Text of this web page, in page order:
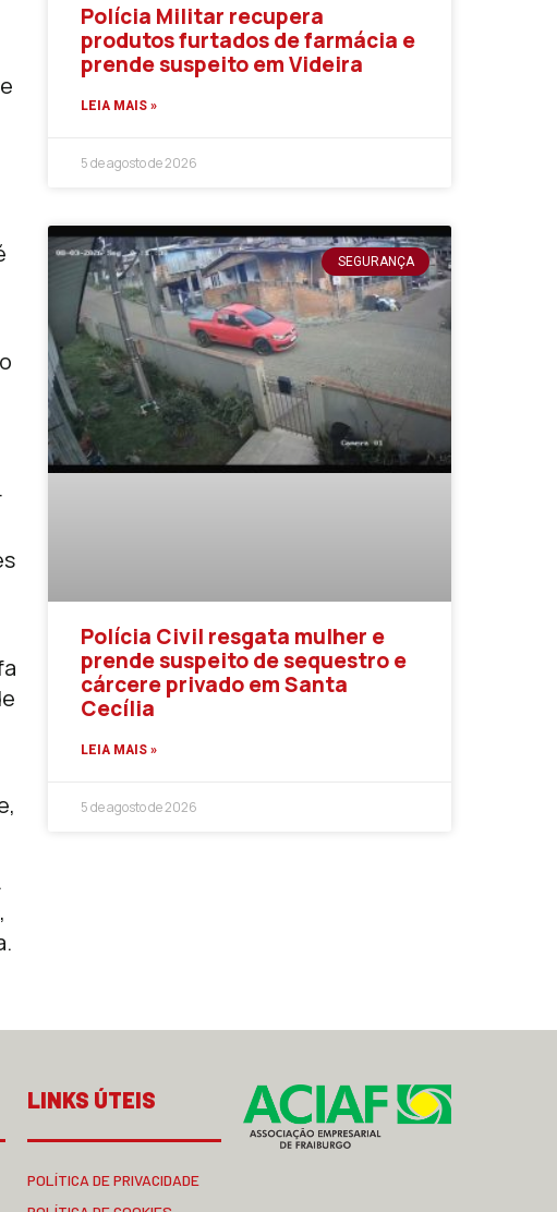
Polícia Militar recupera
produtos furtados de farmácia e
prende suspeito em Videira
LEIA MAIS »
5 de agosto de 2026
SEGURANÇA
Polícia Civil resgata mulher e
prende suspeito de sequestro e
cárcere privado em Santa
Cecília
LEIA MAIS »
5 de agosto de 2026
LINKS ÚTEIS
POLÍTICA DE PRIVACIDADE